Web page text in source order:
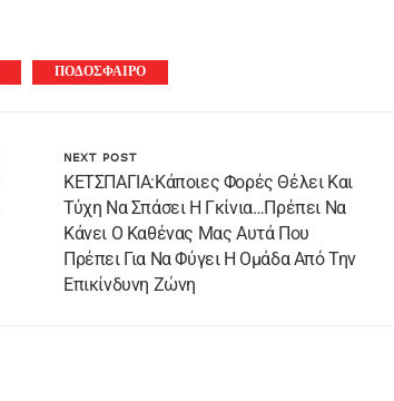
ΠΟΔΟΣΦΑΙΡΟ
NEXT POST
KETΣΠΑΓΙΑ:Κάποιες Φορές Θέλει Και
Τύχη Να Σπάσει Η Γκίνια…Πρέπει Να
Κάνει Ο Καθένας Μας Αυτά Που
Πρέπει Για Να Φύγει Η Ομάδα Από Την
Επικίνδυνη Ζώνη